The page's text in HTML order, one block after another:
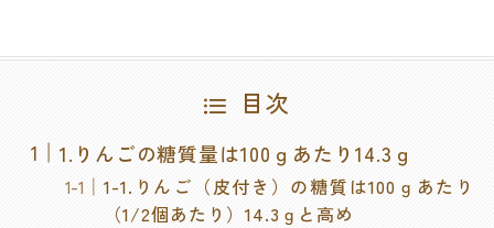
目次
1.りんごの糖質量は100ｇあたり14.3ｇ
1-1.りんご（皮付き）の糖質は100ｇあたり
（1/2個あたり）14.3ｇと高め